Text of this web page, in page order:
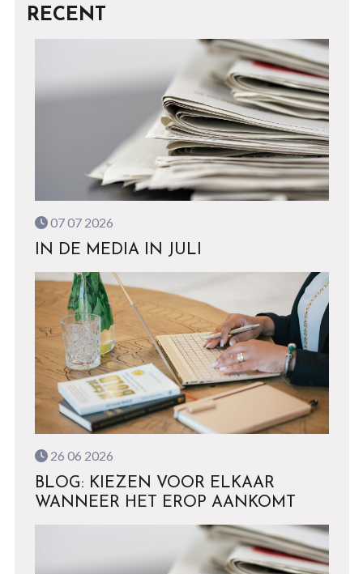
RECENT
07 07 2026
IN DE MEDIA IN JULI
26 06 2026
BLOG: KIEZEN VOOR ELKAAR
WANNEER HET EROP AANKOMT